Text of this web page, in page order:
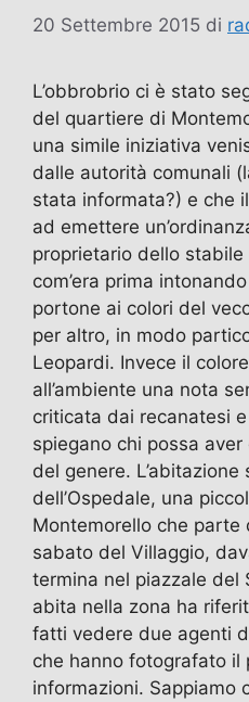
20 Settembre 2015 di
L’obbrobrio ci è stato
del quartiere di
una simile iniziativa
dalle autorità comunali
stata informata?) e che
ad emettere
proprietario dello
com’era prima
portone ai colori del
per altro, in modo
Leopardi. Invece il
all’ambiente una nota
criticata dai recanatesi
spiegano chi possa aver
del genere. L’abitazione
dell’Ospedale, una
Montemorello che parte
sabato del Villaggio,
termina nel piazzale del
abita nella zona ha
fatti vedere due agenti
che hanno fotografato il
informazioni. Sappiamo